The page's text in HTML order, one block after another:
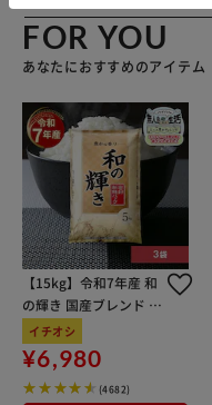
FOR YOU
あなたにおすすめのアイテム
【15kg】令和7年産 和
の輝き 国産ブレンド 5
kg×3袋
イチオシ
¥6,980
(4682)